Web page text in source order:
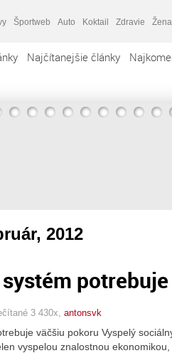
Športweb Auto Koktail Zdravie Žena
Najčítanejšie články
2012
3 430x, antonsvk
väčšiu pokoru Vyspelý
vyspelou znalostnou